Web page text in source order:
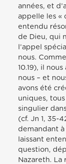
années, et
appelle les «
entendu
de Dieu, qui
l’appel
nous.
10.19), il
nous – et
avons été
uniques,
singulier
(cf. Jn 1, 35-
demandant à
laissant
question,
Nazareth. La